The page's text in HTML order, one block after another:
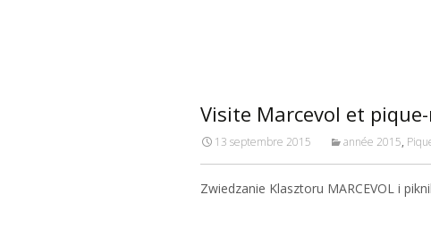
Visite Marcevol et
13 septembre 2015 année 2015,
Zwiedzanie Klasztoru MARCEVOL i